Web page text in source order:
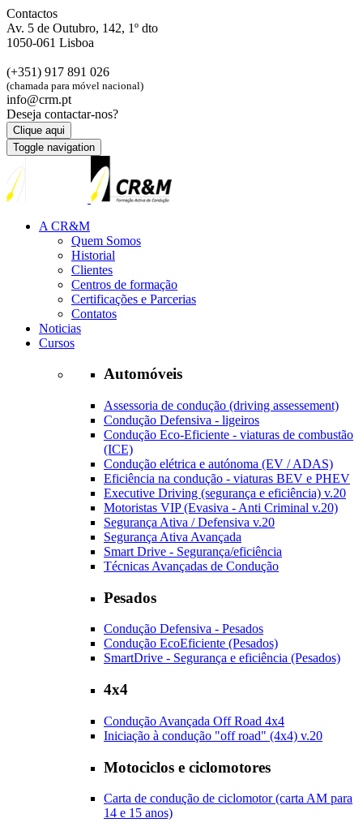
Contactos
Av. 5 de Outubro, 142, 1º dto
1050-061 Lisboa
(+351) 917 891 026
(chamada para móvel nacional)
info@crm.pt
Deseja contactar-nos?
Clique aqui
Toggle navigation
A CR&M
Quem Somos
Historial
Clientes
Centros de formação
Certificações e Parcerias
Contatos
Noticias
Cursos
Automóveis
Assessoria de condução (driving assessement)
Condução Defensiva - ligeiros
Condução Eco-Eficiente - viaturas de combustão
(ICE)
Condução elétrica e autónoma (EV / ADAS)
Eficiência na condução - viaturas BEV e PHEV
Executive Driving (segurança e eficiência) v.20
Motoristas VIP (Evasiva - Anti Criminal v.20)
Segurança Ativa / Defensiva v.20
Segurança Ativa Avançada
Smart Drive - Segurança/eficiência
Técnicas Avançadas de Condução
Pesados
Condução Defensiva - Pesados
Condução EcoEficiente (Pesados)
SmartDrive - Segurança e eficiência (Pesados)
4x4
Condução Avançada Off Road 4x4
Iniciação à condução "off road" (4x4) v.20
Motociclos e ciclomotores
Carta de condução de ciclomotor (carta AM para
14 e 15 anos)